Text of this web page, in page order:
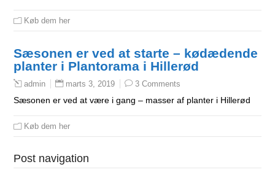
Køb dem her
Sæsonen er ved at starte – kødædende
planter i Plantorama i Hillerød
admin marts 3, 2019 3 Comments
Sæsonen er ved at være i gang – masser af planter i Hillerød
Køb dem her
Post navigation